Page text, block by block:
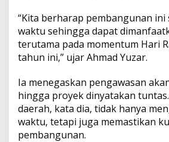
“Kita berharap pembangunan ini
waktu sehingga dapat
terutama pada momentum Hari
tahun ini,” ujar Ahmad Yuzar.
Ia menegaskan pengawasan
hingga proyek dinyatakan
daerah, kata dia, tidak hanya
waktu, tetapi juga memastikan
pembangunan.